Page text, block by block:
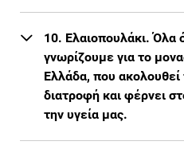
10. Ελαιοπουλάκι. Όλα
γνωρίζουμε για το
Ελλάδα, που ακολουθεί
διατροφή και φέρνει
την υγεία μας.